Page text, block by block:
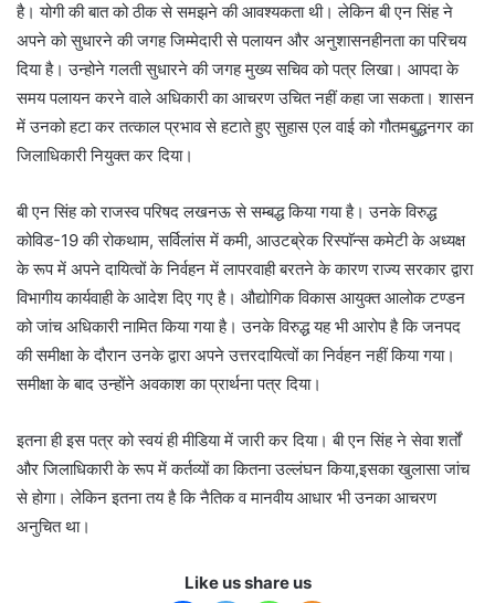
है। योगी की बात को ठीक से समझने की आवश्यकता थी। लेकिन बी एन सिंह ने
अपने को सुधारने की जगह जिम्मेदारी से पलायन और अनुशासनहीनता का परिचय
दिया है। उन्होने गलती सुधारने की जगह मुख्य सचिव को पत्र लिखा। आपदा के
समय पलायन करने वाले अधिकारी का आचरण उचित नहीं कहा जा सकता। शासन
में उनको हटा कर तत्काल प्रभाव से हटाते हुए सुहास एल वाई को गौतमबुद्धनगर का
जिलाधिकारी नियुक्त कर दिया।
बी एन सिंह को राजस्व परिषद लखनऊ से सम्बद्ध किया गया है। उनके विरुद्ध
कोविड-19 की रोकथाम, सर्विलांस में कमी, आउटब्रेक रिस्पाॅन्स कमेटी के अध्यक्ष
के रूप में अपने दायित्वों के निर्वहन में लापरवाही बरतने के कारण राज्य सरकार द्वारा
विभागीय कार्यवाही के आदेश दिए गए है। औद्योगिक विकास आयुक्त आलोक टण्डन
को जांच अधिकारी नामित किया गया है। उनके विरुद्ध यह भी आरोप है कि जनपद
की समीक्षा के दौरान उनके द्वारा अपने उत्तरदायित्वों का निर्वहन नहीं किया गया।
समीक्षा के बाद उन्होंने अवकाश का प्रार्थना पत्र दिया।
इतना ही इस पत्र को स्वयं ही मीडिया में जारी कर दिया। बी एन सिंह ने सेवा शर्तों
और जिलाधिकारी के रूप में कर्तव्यों का कितना उल्लंघन किया,इसका खुलासा जांच
से होगा। लेकिन इतना तय है कि नैतिक व मानवीय आधार भी उनका आचरण
अनुचित था।
Like us share us